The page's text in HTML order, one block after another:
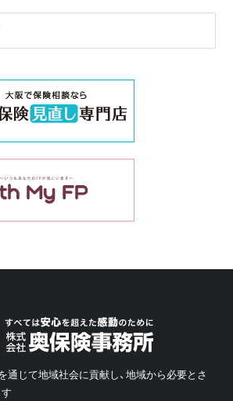
通じて地域社会に貢献し、地域から必要とさ